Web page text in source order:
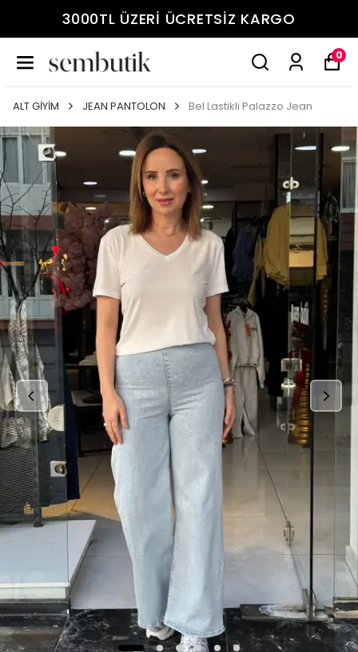
3000TL ÜZERİ ÜCRETSİZ KARGO
0
ALT GİYİM JEAN PANTOLON Bel Lastikli Palazzo Jean